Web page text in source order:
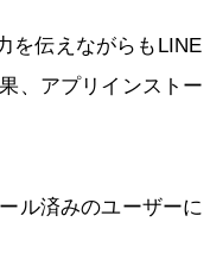
を伝えながらもLINE
、アプリインストー
ル済みのユーザーに